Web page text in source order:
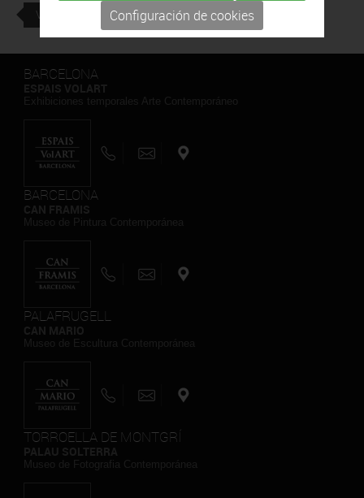
VOLVER
BARCELONA
BARCELONA
PALAFRUGELL
TORROELLA DE MONTGRÍ
Configuración de cookies